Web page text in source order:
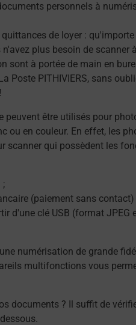
personnels à
de loyer :
plus besoin de scanner
sont à portée de main en
Poste PITHIVIERS, sans
peuvent être utilisés pour
ou en couleur. En effet, les
scanner qui possèdent les
;
(paiement sans contact)
d'une clé USB (format JPEG
numérisation de grande
multifonctions vous
documents ? Il suffit de